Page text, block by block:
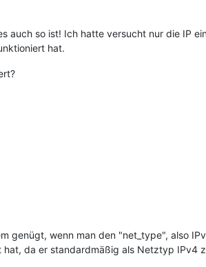
auch so ist! Ich hatte versucht nur die IP
hat.
genügt, wenn man den "net_type", also
da er standardmäßig als Netztyp IPv4